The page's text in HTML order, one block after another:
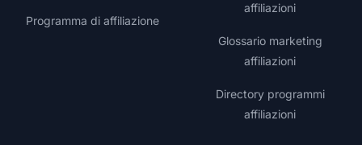
Programma di affiliazione
affiliazioni
Glossario marketing
affiliazioni
Directory programmi
affiliazioni